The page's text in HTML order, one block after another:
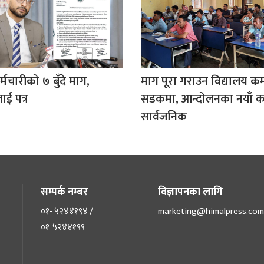
७ बुँदे माग,
पत्र
माग पूरा गराउन विद्यालय
सडकमा, आन्दोलनका नयाँ
सार्वजनिक
सम्पर्क नम्बर
०१- ५२४४१९४ /
०१-५२४४१९९
विज्ञापनका लागि
marketing@himalpress.com